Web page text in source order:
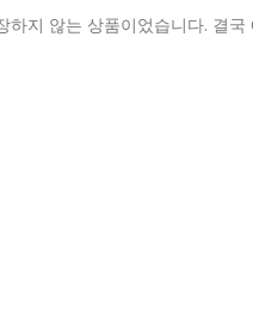
지 않는 상품이었습니다. 결국